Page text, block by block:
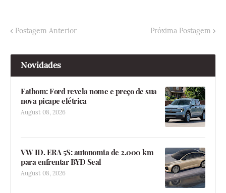
Postagem Anterior Próxima Postagem
Novidades
Fathom: Ford revela nome e preço de sua
nova picape elétrica
August 08, 2026
VW ID. ERA 5S: autonomia de 2.000 km
para enfrentar BYD Seal
August 08, 2026